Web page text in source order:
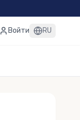
Войти RU